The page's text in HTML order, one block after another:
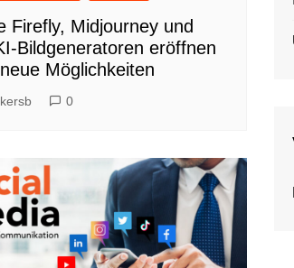
Firefly, Midjourney und
Bildgeneratoren eröffnen
Möglichkeiten
0